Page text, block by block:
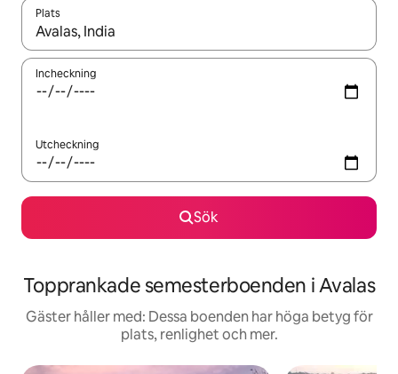
Plats
När resultaten är tillgängliga kan du navigera med upp- och
Incheckning
Utcheckning
Sök
Topprankade semesterboenden i Avalas
Gäster håller med: Dessa boenden har höga betyg för
plats, renlighet och mer.